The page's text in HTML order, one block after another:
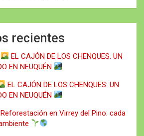
recientes
EL CAJÓN DE LOS CHENQUES: UN
EN NEUQUÉN
EL CAJÓN DE LOS CHENQUES: UN
EN NEUQUÉN
Reforestación en Virrey del Pino: cada